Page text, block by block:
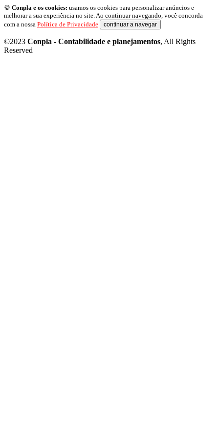
🍪 Conpla e os cookies: usamos os cookies para personalizar anúncios e
melhorar a sua experiência no site. Ao continuar navegando, você concorda
com a nossa Política de Privacidade continuar a navegar
©2023 Conpla - Contabilidade e planejamentos, All Rights
Reserved